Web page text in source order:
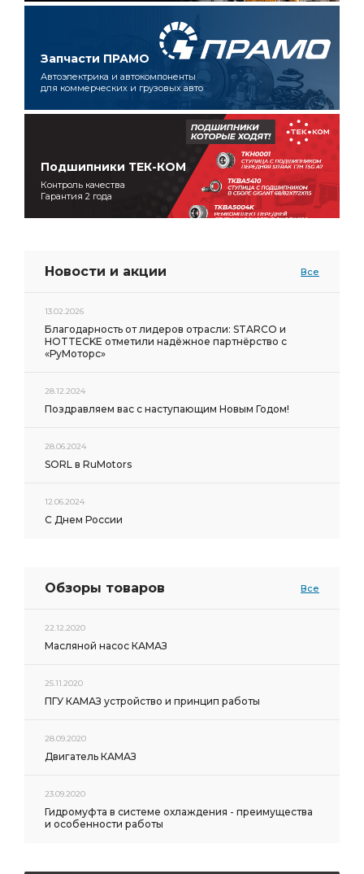
Запчасти ПРАМО
Автоэлектрика и автокомпоненты
для коммерческих и грузовых авто
Подшипники ТЕК-КОМ
Контроль качества
Гарантия 2 года
Новости и акции Все
13.02.2026
Благодарность от лидеров отрасли: STARCO и
HOTTECKE отметили надёжное партнёрство с
«РуМоторс»
28.12.2024
Поздравляем вас с наступающим Новым Годом!
28.06.2024
SORL в RuMotors
12.06.2024
С Днем России
Обзоры товаров Все
22.12.2020
Масляной насос КАМАЗ
25.11.2020
ПГУ КАМАЗ устройство и принцип работы
28.09.2020
Двигатель КАМАЗ
23.09.2020
Гидромуфта в системе охлаждения - преимущества
и особенности работы